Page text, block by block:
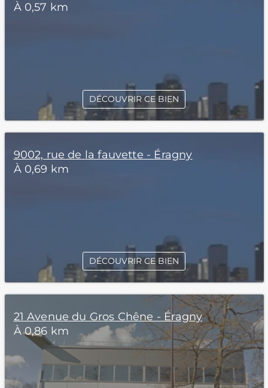
À 0,57 km
DÉCOUVRIR CE BIEN
9002, rue de la fauvette - Éragny
À 0,69 km
DÉCOUVRIR CE BIEN
21 Avenue du Gros Chêne - Éragny
À 0,86 km